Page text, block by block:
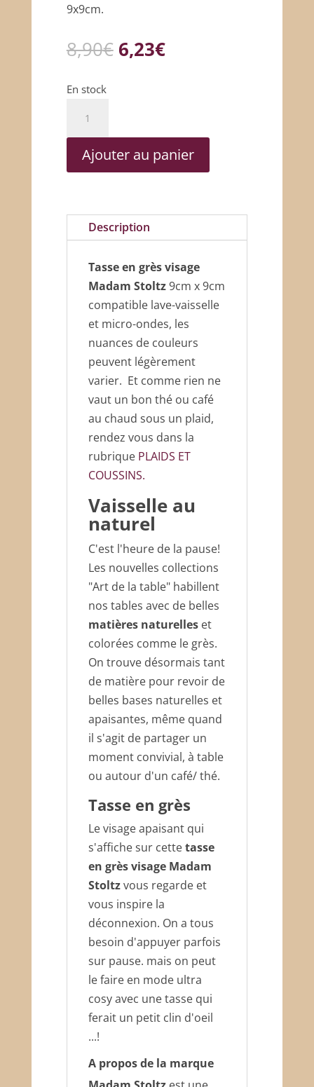
9x9cm.
8,90€ Le
6,23€Le
En stock
Madam
Stoltz
Ajouter au panier
Description
Tasse en grès visage
Madam Stoltz9cm x 9cm
compatible lave-vaisselle
et micro-ondes, les
nuances de couleurs
peuvent légèrement
varier. Et comme rien ne
vaut un bon thé ou café
au chaud sous un plaid,
rendez vous dans la
rubrique PLAIDS ET
COUSSINS.
Vaisselle au
naturel
C'est l'heure de la pause!
Les nouvelles collections
"Art de la table" habillent
nos tables avec de belles
matières naturelleset
colorées comme le grès.
On trouve désormais tant
de matière pour revoir de
belles bases naturelles et
apaisantes, même quand
il s'agit de partager un
moment convivial, à table
ou autour d'un café/ thé.
Tasse en grès
Le visage apaisant qui
s'affiche sur cettetasse
en grèsvisage Madam
Stoltzvous regarde et
vous inspire la
déconnexion. On a tous
besoin d'appuyer parfois
sur pause. mais on peut
le faire en mode ultra
cosy avec une tasse qui
ferait un petit clin d'oeil
...!
A propos de la marque